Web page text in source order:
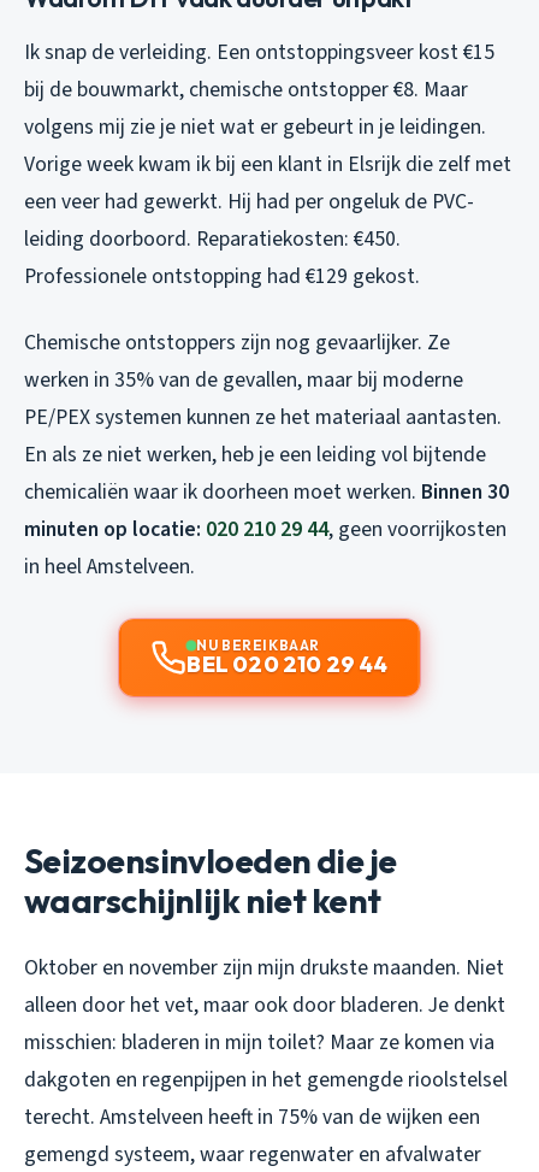
Ik snap de verleiding. Een ontstoppingsveer kost €15
bij de bouwmarkt, chemische ontstopper €8. Maar
volgens mij zie je niet wat er gebeurt in je leidingen.
Vorige week kwam ik bij een klant in Elsrijk die zelf met
een veer had gewerkt. Hij had per ongeluk de PVC-
leiding doorboord. Reparatiekosten: €450.
Professionele ontstopping had €129 gekost.
Chemische ontstoppers zijn nog gevaarlijker. Ze
werken in 35% van de gevallen, maar bij moderne
PE/PEX systemen kunnen ze het materiaal aantasten.
En als ze niet werken, heb je een leiding vol bijtende
chemicaliën waar ik doorheen moet werken. Binnen 30
minuten op locatie: 020 210 29 44, geen voorrijkosten
in heel Amstelveen.
NU BEREIKBAAR
BEL 020 210 29 44
Seizoensinvloeden die je
waarschijnlijk niet kent
Oktober en november zijn mijn drukste maanden. Niet
alleen door het vet, maar ook door bladeren. Je denkt
misschien: bladeren in mijn toilet? Maar ze komen via
dakgoten en regenpijpen in het gemengde rioolstelsel
terecht. Amstelveen heeft in 75% van de wijken een
gemengd systeem, waar regenwater en afvalwater